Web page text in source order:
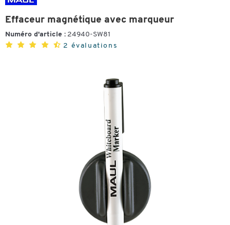
Effaceur magnétique avec marqueur
Numéro d'article : 24940-SW81
2 évaluations